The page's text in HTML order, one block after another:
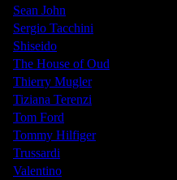
Sean John
Sergio Tacchini
Shiseido
The House of Oud
Thierry Mugler
Tiziana Terenzi
Tom Ford
Tommy Hilfiger
Trussardi
Valentino